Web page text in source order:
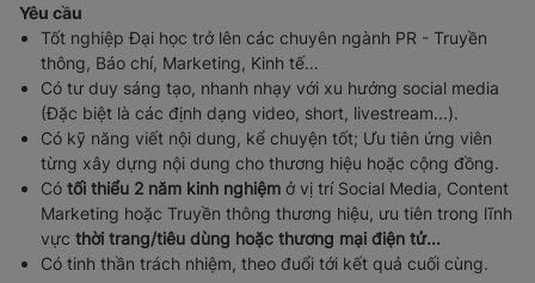
Yêu cầu
Tốt nghiệp Đại học trở lên các chuyên ngành PR - Truyền
thông, Báo chí, Marketing, Kinh tế…
Có tư duy sáng tạo, nhanh nhạy với xu hướng social media
(Đặc biệt là các định dạng video, short, livestream...).
Có kỹ năng viết nội dung, kể chuyện tốt; Ưu tiên ứng viên
từng xây dựng nội dung cho thương hiệu hoặc cộng đồng.
Có tối thiểu 2 năm kinh nghiệm ở vị trí Social Media, Content
Marketing hoặc Truyền thông thương hiệu, ưu tiên trong lĩnh
vực thời trang/tiêu dùng hoặc thương mại điện tử...
Có tinh thần trách nhiệm, theo đuổi tới kết quả cuối cùng.